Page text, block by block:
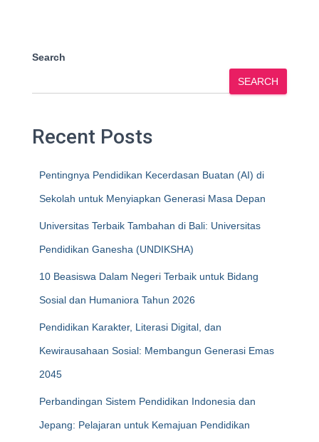
Search
SEARCH
Recent Posts
Pentingnya Pendidikan Kecerdasan Buatan (AI) di
Sekolah untuk Menyiapkan Generasi Masa Depan
Universitas Terbaik Tambahan di Bali: Universitas
Pendidikan Ganesha (UNDIKSHA)
10 Beasiswa Dalam Negeri Terbaik untuk Bidang
Sosial dan Humaniora Tahun 2026
Pendidikan Karakter, Literasi Digital, dan
Kewirausahaan Sosial: Membangun Generasi Emas
2045
Perbandingan Sistem Pendidikan Indonesia dan
Jepang: Pelajaran untuk Kemajuan Pendidikan